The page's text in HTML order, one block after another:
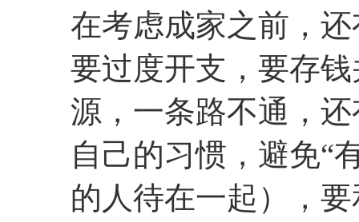
在考虑成家之前，
要过度开支，要存
源，一条路不通，
自己的习惯，避免“
的人待在一起），